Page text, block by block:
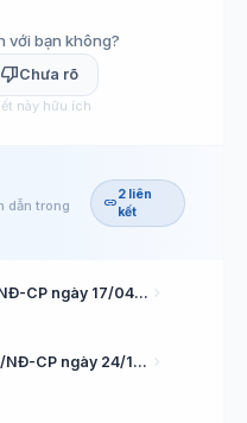
với bạn không?
thumb_downChưa rõ
này hữu ích
dẫn trong
link
2 liên
kết
Nghị định số 13/2023/NĐ-CP ngày 17/04/2023 của Chính phủ Về bảo vệ dữ liệu cá nhân chevron_right
Nghị định số 163/2024/NĐ-CP ngày 24/12/2024 của Chính phủ hướng dẫn Luật Viễn thông chevron_right